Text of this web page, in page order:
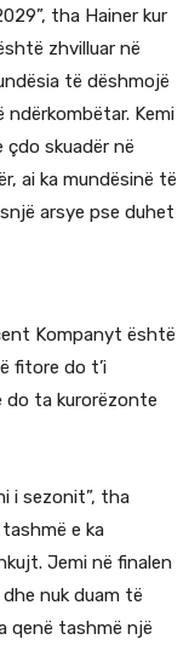
tha Hainer kur
zhvilluar në
të dëshmojë
Kemi
skuadër në
ai ka mundësinë të
arsye pse duhet
Kompanyt është
fitore do t’i
do ta kurorëzonte
i sezonit”, tha
tashmë e ka
Jemi në finalen
nuk duam të
qenë tashmë një